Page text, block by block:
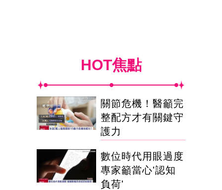
HOT焦點
關節危機！醫籲完
整配方才有關鍵守
護力
數位時代用眼過度
專家籲當心'認知
負荷'